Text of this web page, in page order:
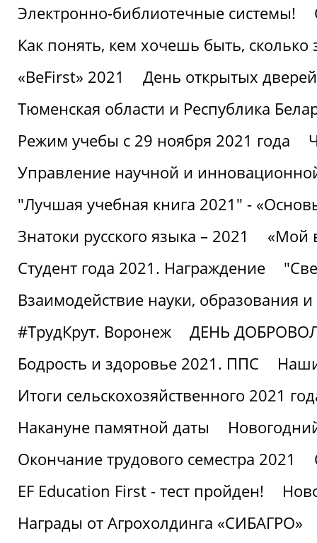
Электронно-библиотечные системы!
Как понять, кем хочешь быть, сколько
«BeFirst» 2021
День открытых
Тюменская области и Республика
Режим учебы с 29 ноября 2021 года
Управление научной и
"Лучшая учебная книга 2021" -
Знатоки русского языка – 2021
«Мой
Студент года 2021. Награждение
Взаимодействие науки, образования и
#ТрудКрут. Воронеж
ДЕНЬ
Бодрость и здоровье 2021. ППС
Итоги сельскохозяйственного 2021
Накануне памятной даты
Окончание трудового семестра 2021
EF Education First - тест пройден!
Награды от Агрохолдинга «СИБАГРО»